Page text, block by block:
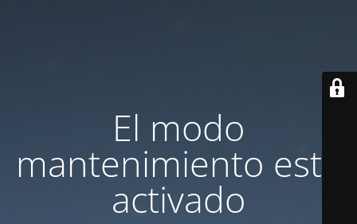
El modo
mantenimiento está
activado